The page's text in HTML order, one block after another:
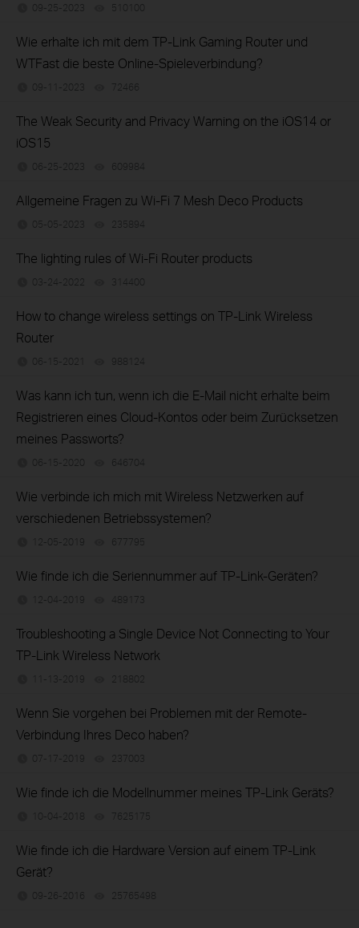
09-25-2023 510100
Wie erhalte ich mit dem TP-Link Gaming Router und
WTFast die beste Online-Spieleverbindung?
09-11-2023 72466
The Weak Security and Privacy Warning on the iOS14 or
iOS15
06-25-2023 609984
Allgemeine Fragen zu Wi-Fi 7 Mesh Deco Products
05-05-2023 235894
The lighting rules of Wi-Fi Router products
03-24-2022 314400
How to change wireless settings on TP-Link Wireless
Router
06-15-2021 988124
Was kann ich tun, wenn ich die E-Mail nicht erhalte beim
Registrieren eines Cloud-Kontos oder beim Zurücksetzen
meines Passworts?
06-15-2020 646704
Wie verbinde ich mich mit Wireless Netzwerken auf
verschiedenen Betriebssystemen?
12-05-2019 677795
Wie finde ich die Seriennummer auf TP-Link-Geräten?
12-04-2019 489173
Troubleshooting a Single Device Not Connecting to Your
TP-Link Wireless Network
11-13-2019 218802
Wenn Sie vorgehen bei Problemen mit der Remote-
Verbindung Ihres Deco haben?
07-17-2019 237003
Wie finde ich die Modellnummer meines TP-Link Geräts?
10-04-2018 7625175
Wie finde ich die Hardware Version auf einem TP-Link
Gerät?
09-26-2016 25765498